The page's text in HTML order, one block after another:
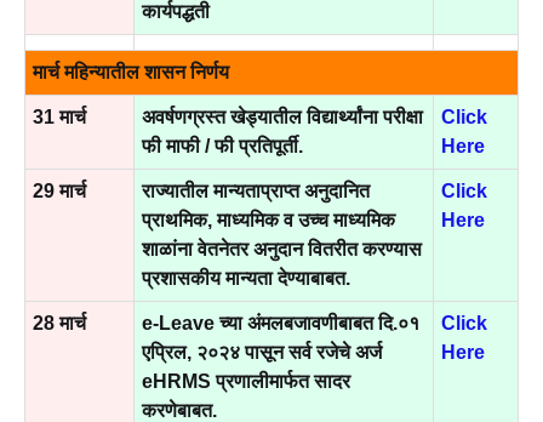
कार्यपद्धती
मार्च महिन्यातील शासन निर्णय
31 मार्च
अवर्षणग्रस्त खेड्यातील विद्यार्थ्यांना परीक्षा
फी माफी / फी प्रतिपूर्ती.
Click
Here
29 मार्च
राज्यातील मान्यताप्राप्त अनुदानित
प्राथमिक, माध्यमिक व उच्च माध्यमिक
शाळांना वेतनेतर अनुदान वितरीत करण्यास
प्रशासकीय मान्यता देण्याबाबत.
Click
Here
28 मार्च
e-Leave च्या अंमलबजावणीबाबत दि.०१
एप्रिल, २०२४ पासून सर्व रजेचे अर्ज
eHRMS प्रणालीमार्फत सादर
करणेबाबत.
Click
Here